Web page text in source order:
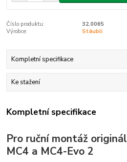
Číslo produktu:
32.0065
Výrobce:
Stäubli
Kompletní specifikace
Ke stažení
Kompletní specifikace
Pro ruční montáž
MC4 a MC4-Evo 2